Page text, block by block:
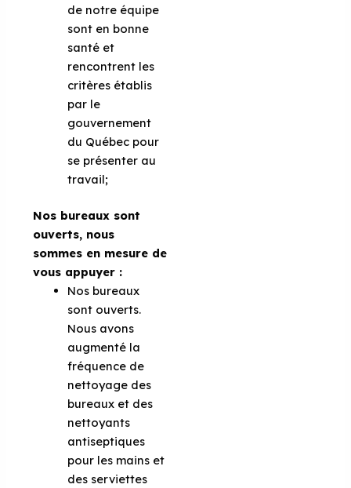
de notre équipe
sont en bonne
santé et
rencontrent les
critères établis
par le
gouvernement
du Québec pour
se présenter au
travail;
Nos bureaux sont
ouverts, nous
sommes en mesure de
vous appuyer :
Nos bureaux
sont ouverts.
Nous avons
augmenté la
fréquence de
nettoyage des
bureaux et des
nettoyants
antiseptiques
pour les mains et
des serviettes